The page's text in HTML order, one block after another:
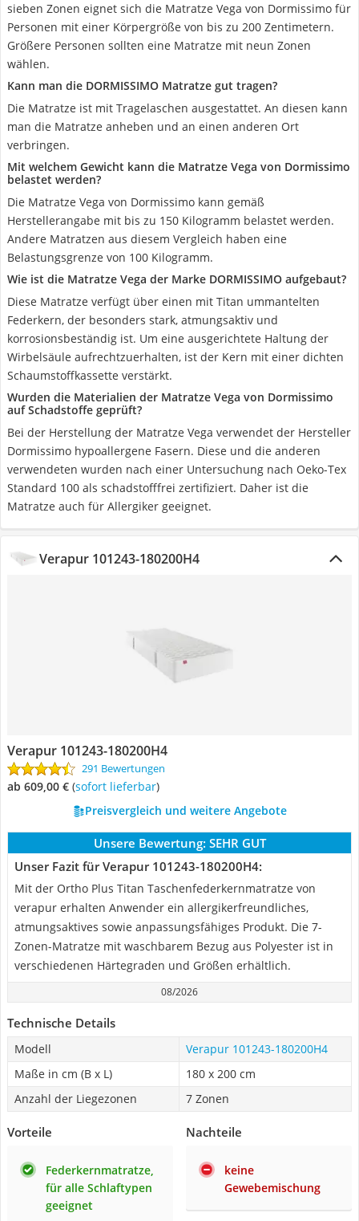
sieben Zonen eignet sich die Matratze Vega von Dormissimo für
Personen mit einer Körpergröße von bis zu 200 Zentimetern.
Größere Personen sollten eine Matratze mit neun Zonen
wählen.
Kann man die DORMISSIMO Matratze gut tragen?
Die Matratze ist mit Tragelaschen ausgestattet. An diesen kann
man die Matratze anheben und an einen anderen Ort
verbringen.
Mit welchem Gewicht kann die Matratze Vega von Dormissimo
belastet werden?
Die Matratze Vega von Dormissimo kann gemäß
Herstellerangabe mit bis zu 150 Kilogramm belastet werden.
Andere Matratzen aus diesem Vergleich haben eine
Belastungsgrenze von 100 Kilogramm.
Wie ist die Matratze Vega der Marke DORMISSIMO aufgebaut?
Diese Matratze verfügt über einen mit Titan ummantelten
Federkern, der besonders stark, atmungsaktiv und
korrosionsbeständig ist. Um eine ausgerichtete Haltung der
Wirbelsäule aufrechtzuerhalten, ist der Kern mit einer dichten
Schaumstoffkassette verstärkt.
Wurden die Materialien der Matratze Vega von Dormissimo
auf Schadstoffe geprüft?
Bei der Herstellung der Matratze Vega verwendet der Hersteller
Dormissimo hypoallergene Fasern. Diese und die anderen
verwendeten wurden nach einer Untersuchung nach Oeko-Tex
Standard 100 als schadstofffrei zertifiziert. Daher ist die
Matratze auch für Allergiker geeignet.
Verapur 101243-180200H4
Verapur 101243-180200H4
291 Bewertungen
ab 609,00 € ( Sofort lieferbar)
Preisvergleich und weitere Angebote
Unsere Bewertung: SEHR GUT
Unser Fazit für Verapur 101243-180200H4:
Mit der Ortho Plus Titan Taschenfederkernmatratze von
verapur erhalten Anwender ein allergikerfreundliches,
atmungsaktives sowie anpassungsfähiges Produkt. Die 7-
Zonen-Matratze mit waschbarem Bezug aus Polyester ist in
verschiedenen Härtegraden und Größen erhältlich.
08/2026
Technische Details
Modell
Verapur 101243-180200H4
Maße in cm (B x L)
180 x 200 cm
Anzahl der Liegezonen
7 Zonen
Vorteile
Federkernmatratze,
für alle Schlaftypen
geeignet
Nachteile
keine
Gewebemischung